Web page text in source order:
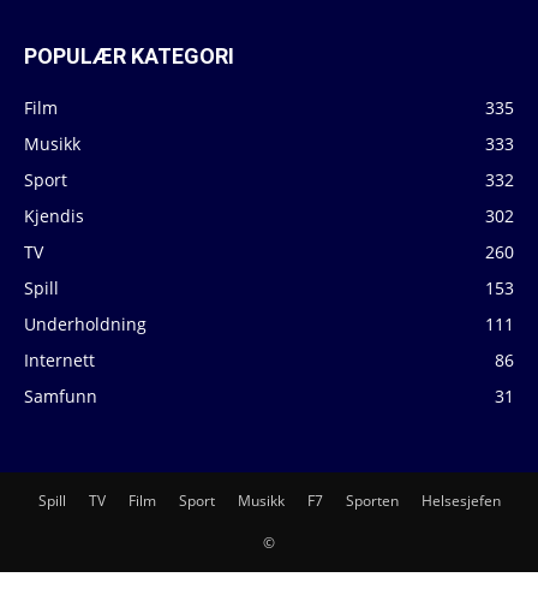
POPULÆR KATEGORI
Film
335
Musikk
333
Sport
332
Kjendis
302
TV
260
Spill
153
Underholdning
111
Internett
86
Samfunn
31
Spill TV Film Sport Musikk F7 Sporten Helsesjefen
©